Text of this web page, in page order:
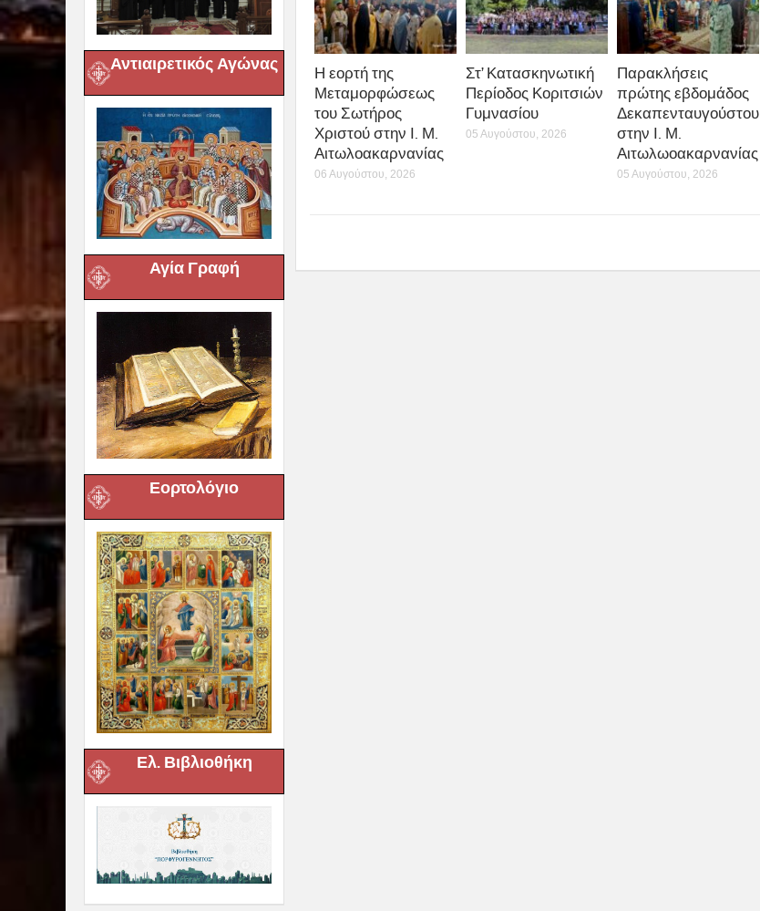
Αντιαιρετικός Αγώνας
Αγία Γραφή
Εορτολόγιο
Ελ. Βιβλιοθήκη
Η εορτή της
Μεταμορφώσεως
του Σωτήρος
Χριστού στην Ι. Μ.
Αιτωλοακαρνανίας
06 Αυγούστου, 2026
Στ’ Κατασκηνωτική
Περίοδος Κοριτσιών
Γυμνασίου
05 Αυγούστου, 2026
Παρακλήσεις
πρώτης εβδομάδος
Δεκαπενταυγούστου
στην Ι. Μ.
Αιτωλωοακαρνανίας
05 Αυγούστου, 2026